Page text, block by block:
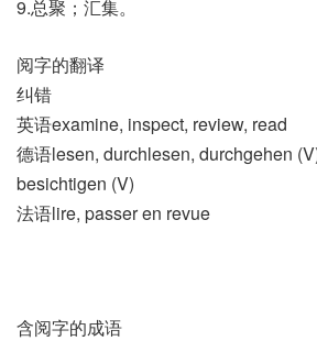
9.总聚；汇集。
阅字的翻译
纠错
英语examine, inspect, review, read
德语lesen, durchlesen, durchgehen
besichtigen (V)
法语lire, passer en revue
含阅字的成语